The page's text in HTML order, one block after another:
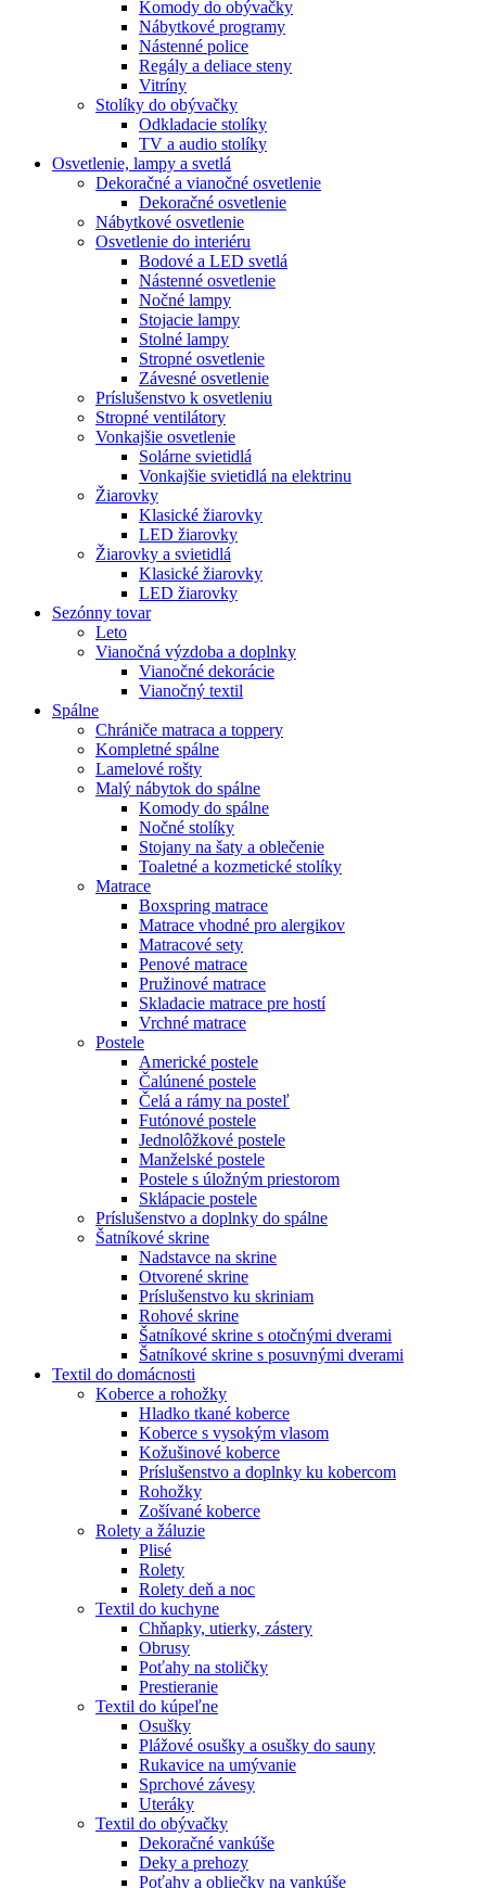
Komody do obývačky
Nábytkové programy
Nástenné police
Regály a deliace steny
Vitríny
Stolíky do obývačky
Odkladacie stolíky
TV a audio stolíky
Osvetlenie, lampy a svetlá
Dekoračné a vianočné osvetlenie
Dekoračné osvetlenie
Nábytkové osvetlenie
Osvetlenie do interiéru
Bodové a LED svetlá
Nástenné osvetlenie
Nočné lampy
Stojacie lampy
Stolné lampy
Stropné osvetlenie
Závesné osvetlenie
Príslušenstvo k osvetleniu
Stropné ventilátory
Vonkajšie osvetlenie
Solárne svietidlá
Vonkajšie svietidlá na elektrinu
Žiarovky
Klasické žiarovky
LED žiarovky
Žiarovky a svietidlá
Klasické žiarovky
LED žiarovky
Sezónny tovar
Leto
Vianočná výzdoba a doplnky
Vianočné dekorácie
Vianočný textil
Spálne
Chrániče matraca a toppery
Kompletné spálne
Lamelové rošty
Malý nábytok do spálne
Komody do spálne
Nočné stolíky
Stojany na šaty a oblečenie
Toaletné a kozmetické stolíky
Matrace
Boxspring matrace
Matrace vhodné pro alergikov
Matracové sety
Penové matrace
Pružinové matrace
Skladacie matrace pre hostí
Vrchné matrace
Postele
Americké postele
Čalúnené postele
Čelá a rámy na posteľ
Futónové postele
Jednolôžkové postele
Manželské postele
Postele s úložným priestorom
Sklápacie postele
Príslušenstvo a doplnky do spálne
Šatníkové skrine
Nadstavce na skrine
Otvorené skrine
Príslušenstvo ku skriniam
Rohové skrine
Šatníkové skrine s otočnými dverami
Šatníkové skrine s posuvnými dverami
Textil do domácnosti
Koberce a rohožky
Hladko tkané koberce
Koberce s vysokým vlasom
Kožušinové koberce
Príslušenstvo a doplnky ku kobercom
Rohožky
Zošívané koberce
Rolety a žáluzie
Plisé
Rolety
Rolety deň a noc
Textil do kuchyne
Chňapky, utierky, zástery
Obrusy
Poťahy na stoličky
Prestieranie
Textil do kúpeľne
Osušky
Plážové osušky a osušky do sauny
Rukavice na umývanie
Sprchové závesy
Uteráky
Textil do obývačky
Dekoračné vankúše
Deky a prehozy
Poťahy a obliečky na vankúše